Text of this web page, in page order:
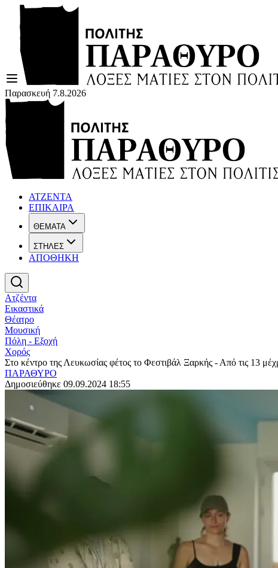
Παρασκευή 7.8.2026
ΑΤΖΕΝΤΑ
ΕΠΙΚΑΙΡΑ
ΘΕΜΑΤΑ
ΣΤΗΛΕΣ
ΑΠΟΘΗΚΗ
Ατζέντα
Εικαστικά
Θέατρο
Μουσική
Πόλη - Εξοχή
Χορός
Στο κέντρο της Λευκωσίας φέτος το Φεστιβάλ Ξαρκής - Από τις 13
ΠΑΡΑΘΥΡΟ
Δημοσιεύθηκε 09.09.2024 18:55